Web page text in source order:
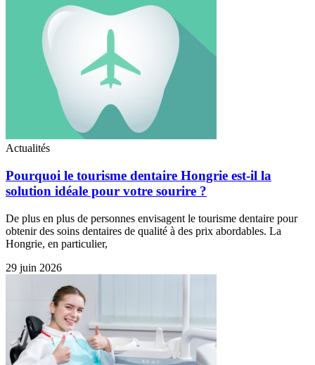
Actualités
Pourquoi le tourisme dentaire Hongrie est-il la
solution idéale pour votre sourire ?
De plus en plus de personnes envisagent le tourisme dentaire pour
obtenir des soins dentaires de qualité à des prix abordables. La
Hongrie, en particulier,
29 juin 2026